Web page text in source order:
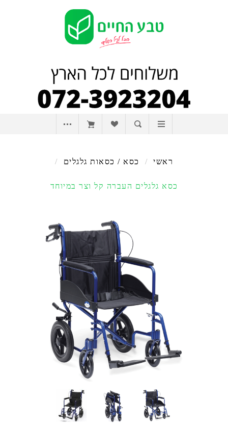
ראשי / כסא / כסאות גלגלים /
כסא גלגלים העברה קל וצר במיוחד